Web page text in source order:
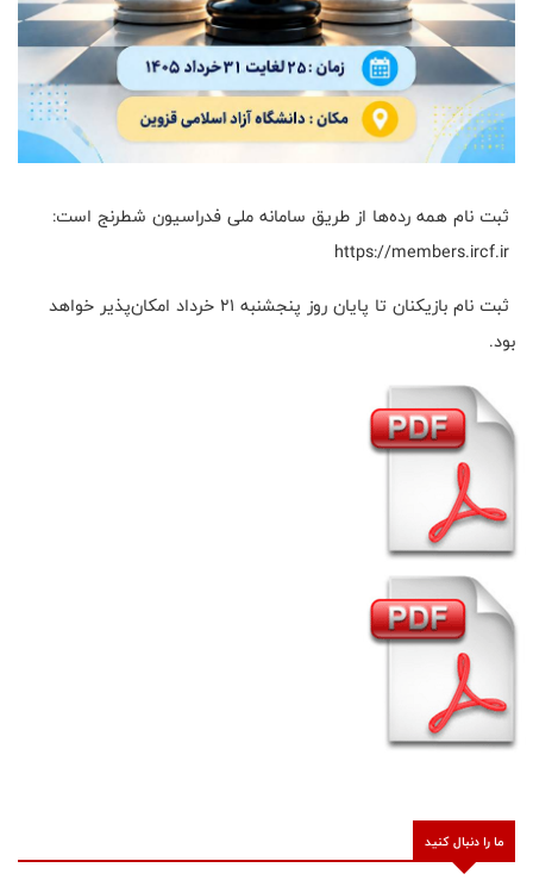
ثبت نام همه رده‌ها از طریق سامانه ملی فدراسیون شطرنج است:
ثبت نام بازیکنان تا پایان روز پنجشنبه ۲۱ خرداد امکان‌پذیر خواهد
بود.
ما را دنبال کنید